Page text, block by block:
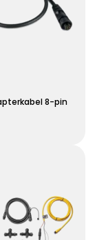
8-pin